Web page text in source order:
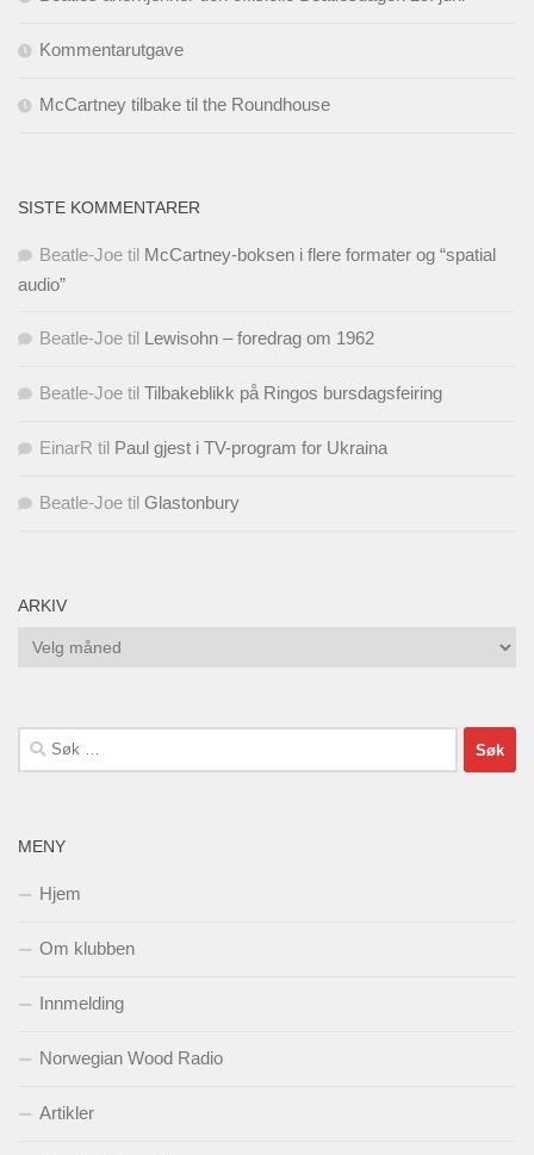
Kommentarutgave
McCartney tilbake til the Roundhouse
SISTE KOMMENTARER
Beatle-Joe til McCartney-boksen i flere formater og “spatial
audio”
Beatle-Joe til Lewisohn – foredrag om 1962
Beatle-Joe til Tilbakeblikk på Ringos bursdagsfeiring
EinarR til Paul gjest i TV-program for Ukraina
Beatle-Joe til Glastonbury
ARKIV
Arkiv
Søk
etter:
MENY
Hjem
Om klubben
Innmelding
Norwegian Wood Radio
Artikler